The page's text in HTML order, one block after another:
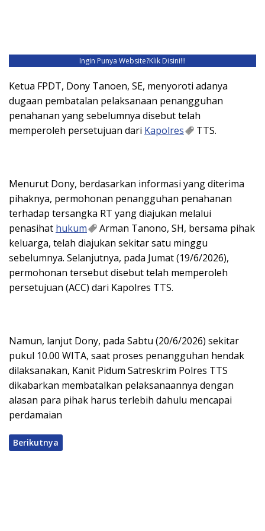
Ingin Punya Website?Klik Disini!!!
Ketua FPDT, Dony Tanoen, SE, menyoroti adanya
dugaan pembatalan pelaksanaan penangguhan
penahanan yang sebelumnya disebut telah
memperoleh persetujuan dari Kapolres TTS.
Menurut Dony, berdasarkan informasi yang diterima
pihaknya, permohonan penangguhan penahanan
terhadap tersangka RT yang diajukan melalui
penasihat hukum
Arman Tanono, SH, bersama pihak
keluarga, telah diajukan sekitar satu minggu
sebelumnya. Selanjutnya, pada Jumat (19/6/2026),
permohonan tersebut disebut telah memperoleh
persetujuan (ACC) dari Kapolres TTS.
Namun, lanjut Dony, pada Sabtu (20/6/2026) sekitar
pukul 10.00 WITA, saat proses penangguhan hendak
dilaksanakan, Kanit Pidum Satreskrim Polres TTS
dikabarkan membatalkan pelaksanaannya dengan
alasan para pihak harus terlebih dahulu mencapai
perdamaian
Berikutnya